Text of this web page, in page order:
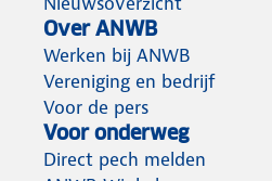
Over ANWB
Werken bij ANWB
Vereniging en bedrijf
Voor de pers
Voor onderweg
Direct pech melden